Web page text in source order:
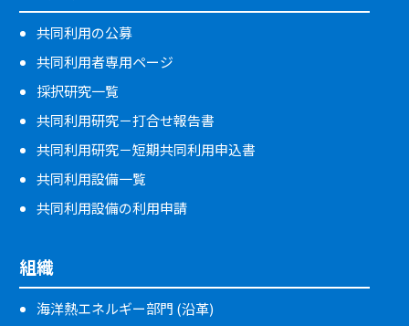
共同利用の公募
共同利用者専用ページ
採択研究一覧
共同利用研究－打合せ報告書
共同利用研究－短期共同利用申込書
共同利用設備一覧
共同利用設備の利用申請
組織
海洋熱エネルギー部門 (沿革)